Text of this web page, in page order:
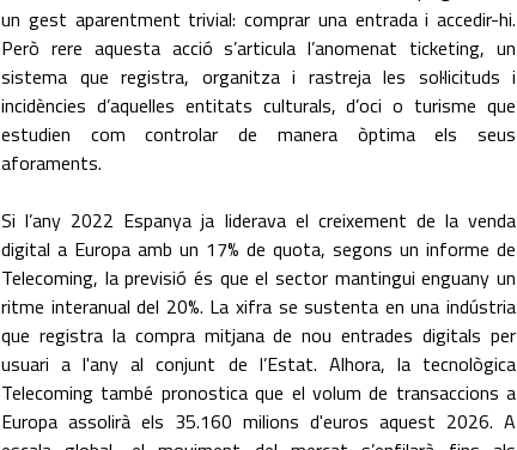
un gest aparentment trivial: comprar una entrada i accedir-hi.
Però rere aquesta acció s’articula l’anomenat ticketing, un
sistema que registra, organitza i rastreja les sol·licituds i
incidències d’aquelles entitats culturals, d’oci o turisme que
estudien com controlar de manera òptima els seus
aforaments.
Si l’any 2022 Espanya ja liderava el creixement de la venda
digital a Europa amb un 17% de quota, segons un informe de
Telecoming, la previsió és que el sector mantingui enguany un
ritme interanual del 20%. La xifra se sustenta en una indústria
que registra la compra mitjana de nou entrades digitals per
usuari a l'any al conjunt de l’Estat. Alhora, la tecnològica
Telecoming també pronostica que el volum de transaccions a
Europa assolirà els 35.160 milions d'euros aquest 2026. A